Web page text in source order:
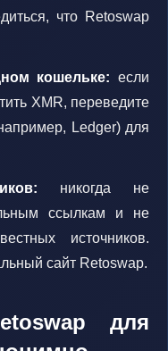
что Retoswap
кошельке: если
XMR, переведите
Ledger) для
никогда не
ссылкам и не
источников.
сайт Retoswap.
для